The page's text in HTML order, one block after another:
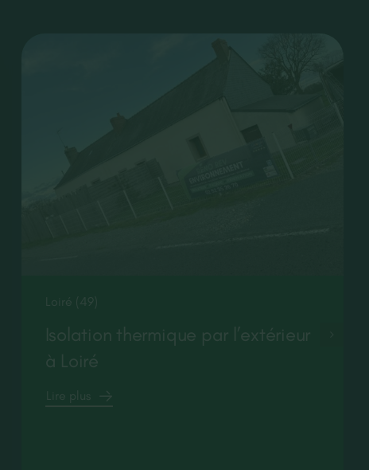
Loiré (49)
Isolation thermique par l’extérieur
à Loiré
Lire plus